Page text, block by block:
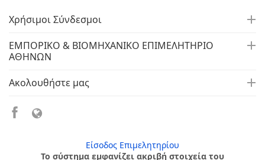
Χρήσιμοι Σύνδεσμοι
ΕΜΠΟΡΙΚΟ & ΒΙΟΜΗΧΑΝΙΚΟ ΕΠΙΜΕΛΗΤΗΡΙΟ
ΑΘΗΝΩΝ
Ακολουθήστε μας
Είσοδος Επιμελητηρίου
Το σύστημα εμφανίζει ακριβή στοιχεία του